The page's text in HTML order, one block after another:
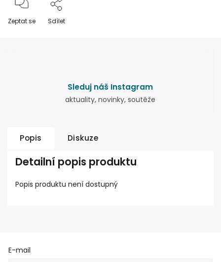
Zeptat se Sdílet
Sleduj náš Instagram
aktuality, novinky, soutěže
Popis Diskuze
Detailní popis produktu
Popis produktu není dostupný
E-mail